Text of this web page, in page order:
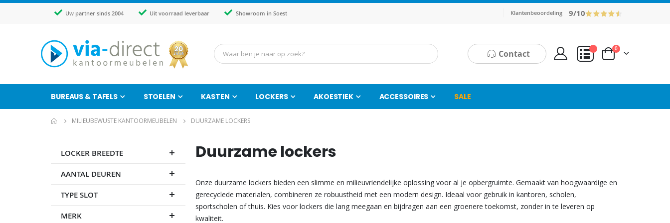
Uw partner sinds 2004 Uit voorraad leverbaar Showroom in Soest Klantenbeoordeling 9/10
Contact Cart
0producten
BUREAUS & TAFELS STOELEN KASTEN LOCKERS AKOESTIEK ACCESSOIRES SALE
MILIEUBEWUSTE KANTOORMEUBELEN DUURZAME LOCKERS
Duurzame lockers
Onze duurzame lockers bieden een slimme en milieuvriendelijke oplossing voor al je opbergruimte. Gemaakt van hoogwaardige en
gerecyclede materialen, combineren ze robuustheid met een modern design. Ideaal voor gebruik in kantoren, scholen,
sportscholen of thuis. Kies voor lockers die lang meegaan en bijdragen aan een groenere toekomst, zonder in te leveren op
kwaliteit.
LOCKER BREEDTE
AANTAL DEUREN
TYPE SLOT
MERK